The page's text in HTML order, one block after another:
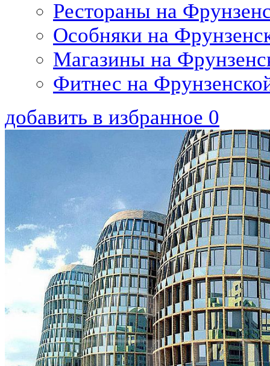
Рестораны на
Особняки на
Магазины на
Фитнес на
добавить в избранное 0